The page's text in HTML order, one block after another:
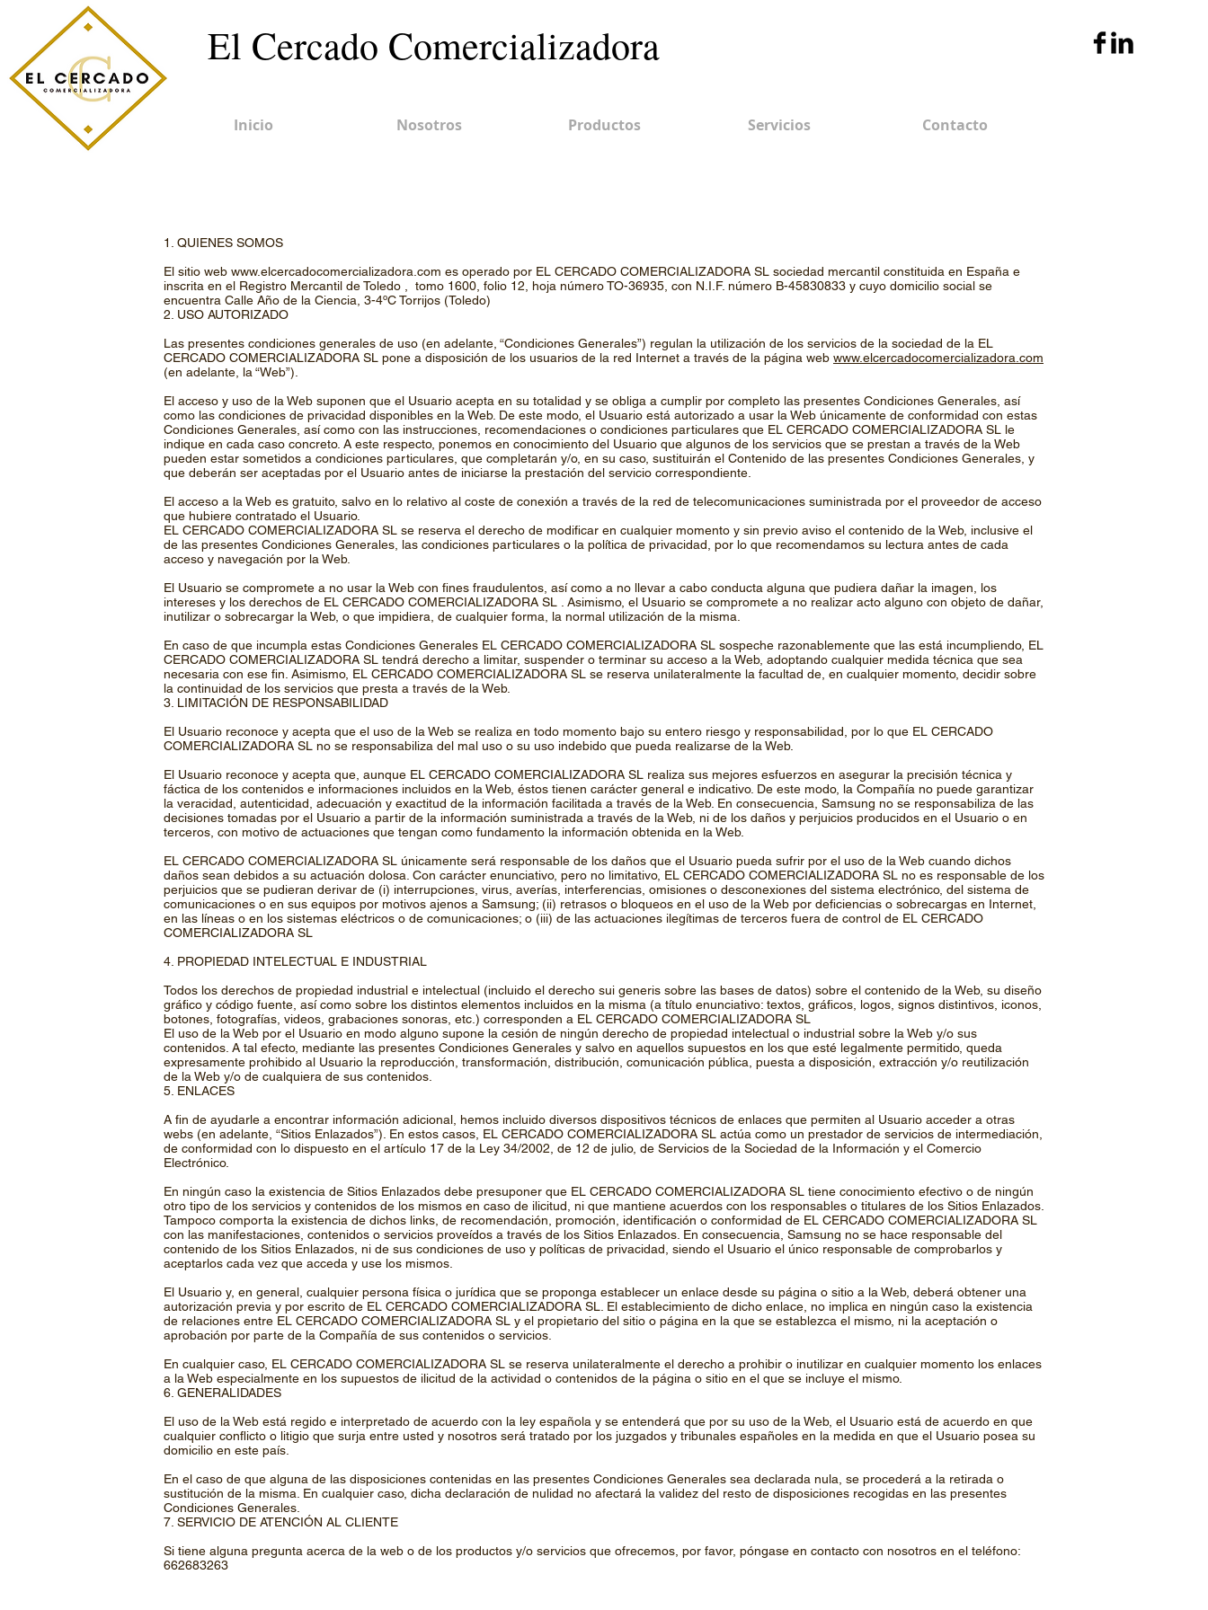
El Cercado Comercializadora
Inicio Nosotros Productos Servicios Contacto
1. QUIENES SOMOS
El sitio web www.elcercadocomercializadora.com es operado por EL CERCADO COMERCIALIZADORA SL sociedad mercantil constituida en España e
inscrita en el Registro Mercantil de Toledo , tomo 1600, folio 12, hoja número TO-36935, con N.I.F. número B-45830833 y cuyo domicilio social se
encuentra Calle Año de la Ciencia, 3-4ºC Torrijos (Toledo)
2. USO AUTORIZADO
Las presentes condiciones generales de uso (en adelante, “Condiciones Generales”) regulan la utilización de los servicios de la sociedad de la EL
CERCADO COMERCIALIZADORA SL pone a disposición de los usuarios de la red Internet a través de la página web www.elcercadocomercializadora.com
(en adelante, la “Web”).
El acceso y uso de la Web suponen que el Usuario acepta en su totalidad y se obliga a cumplir por completo las presentes Condiciones Generales, así
como las condiciones de privacidad disponibles en la Web. De este modo, el Usuario está autorizado a usar la Web únicamente de conformidad con estas
Condiciones Generales, así como con las instrucciones, recomendaciones o condiciones particulares que EL CERCADO COMERCIALIZADORA SL le
indique en cada caso concreto. A este respecto, ponemos en conocimiento del Usuario que algunos de los servicios que se prestan a través de la Web
pueden estar sometidos a condiciones particulares, que completarán y/o, en su caso, sustituirán el Contenido de las presentes Condiciones Generales, y
que deberán ser aceptadas por el Usuario antes de iniciarse la prestación del servicio correspondiente.
El acceso a la Web es gratuito, salvo en lo relativo al coste de conexión a través de la red de telecomunicaciones suministrada por el proveedor de acceso
que hubiere contratado el Usuario.
EL CERCADO COMERCIALIZADORA SL se reserva el derecho de modificar en cualquier momento y sin previo aviso el contenido de la Web, inclusive el
de las presentes Condiciones Generales, las condiciones particulares o la política de privacidad, por lo que recomendamos su lectura antes de cada
acceso y navegación por la Web.
El Usuario se compromete a no usar la Web con fines fraudulentos, así como a no llevar a cabo conducta alguna que pudiera dañar la imagen, los
intereses y los derechos de EL CERCADO COMERCIALIZADORA SL . Asimismo, el Usuario se compromete a no realizar acto alguno con objeto de dañar,
inutilizar o sobrecargar la Web, o que impidiera, de cualquier forma, la normal utilización de la misma.
En caso de que incumpla estas Condiciones Generales EL CERCADO COMERCIALIZADORA SL sospeche razonablemente que las está incumpliendo, EL
CERCADO COMERCIALIZADORA SL tendrá derecho a limitar, suspender o terminar su acceso a la Web, adoptando cualquier medida técnica que sea
necesaria con ese fin. Asimismo, EL CERCADO COMERCIALIZADORA SL se reserva unilateralmente la facultad de, en cualquier momento, decidir sobre
la continuidad de los servicios que presta a través de la Web.
3. LIMITACIÓN DE RESPONSABILIDAD
El Usuario reconoce y acepta que el uso de la Web se realiza en todo momento bajo su entero riesgo y responsabilidad, por lo que EL CERCADO
COMERCIALIZADORA SL no se responsabiliza del mal uso o su uso indebido que pueda realizarse de la Web.
El Usuario reconoce y acepta que, aunque EL CERCADO COMERCIALIZADORA SL realiza sus mejores esfuerzos en asegurar la precisión técnica y
fáctica de los contenidos e informaciones incluidos en la Web, éstos tienen carácter general e indicativo. De este modo, la Compañía no puede garantizar
la veracidad, autenticidad, adecuación y exactitud de la información facilitada a través de la Web. En consecuencia, Samsung no se responsabiliza de las
decisiones tomadas por el Usuario a partir de la información suministrada a través de la Web, ni de los daños y perjuicios producidos en el Usuario o en
terceros, con motivo de actuaciones que tengan como fundamento la información obtenida en la Web.
EL CERCADO COMERCIALIZADORA SL únicamente será responsable de los daños que el Usuario pueda sufrir por el uso de la Web cuando dichos
daños sean debidos a su actuación dolosa. Con carácter enunciativo, pero no limitativo, EL CERCADO COMERCIALIZADORA SL no es responsable de los
perjuicios que se pudieran derivar de (i) interrupciones, virus, averías, interferencias, omisiones o desconexiones del sistema electrónico, del sistema de
comunicaciones o en sus equipos por motivos ajenos a Samsung; (ii) retrasos o bloqueos en el uso de la Web por deficiencias o sobrecargas en Internet,
en las líneas o en los sistemas eléctricos o de comunicaciones; o (iii) de las actuaciones ilegítimas de terceros fuera de control de EL CERCADO
COMERCIALIZADORA SL
4. PROPIEDAD INTELECTUAL E INDUSTRIAL
Todos los derechos de propiedad industrial e intelectual (incluido el derecho sui generis sobre las bases de datos) sobre el contenido de la Web, su diseño
gráfico y código fuente, así como sobre los distintos elementos incluidos en la misma (a título enunciativo: textos, gráficos, logos, signos distintivos, iconos,
botones, fotografías, videos, grabaciones sonoras, etc.) corresponden a EL CERCADO COMERCIALIZADORA SL
El uso de la Web por el Usuario en modo alguno supone la cesión de ningún derecho de propiedad intelectual o industrial sobre la Web y/o sus
contenidos. A tal efecto, mediante las presentes Condiciones Generales y salvo en aquellos supuestos en los que esté legalmente permitido, queda
expresamente prohibido al Usuario la reproducción, transformación, distribución, comunicación pública, puesta a disposición, extracción y/o reutilización
de la Web y/o de cualquiera de sus contenidos.
5. ENLACES
A fin de ayudarle a encontrar información adicional, hemos incluido diversos dispositivos técnicos de enlaces que permiten al Usuario acceder a otras
webs (en adelante, “Sitios Enlazados”). En estos casos, EL CERCADO COMERCIALIZADORA SL actúa como un prestador de servicios de intermediación,
de conformidad con lo dispuesto en el artículo 17 de la Ley 34/2002, de 12 de julio, de Servicios de la Sociedad de la Información y el Comercio
Electrónico.
En ningún caso la existencia de Sitios Enlazados debe presuponer que EL CERCADO COMERCIALIZADORA SL tiene conocimiento efectivo o de ningún
otro tipo de los servicios y contenidos de los mismos en caso de ilicitud, ni que mantiene acuerdos con los responsables o titulares de los Sitios Enlazados.
Tampoco comporta la existencia de dichos links, de recomendación, promoción, identificación o conformidad de EL CERCADO COMERCIALIZADORA SL
con las manifestaciones, contenidos o servicios proveídos a través de los Sitios Enlazados. En consecuencia, Samsung no se hace responsable del
contenido de los Sitios Enlazados, ni de sus condiciones de uso y políticas de privacidad, siendo el Usuario el único responsable de comprobarlos y
aceptarlos cada vez que acceda y use los mismos.
El Usuario y, en general, cualquier persona física o jurídica que se proponga establecer un enlace desde su página o sitio a la Web, deberá obtener una
autorización previa y por escrito de EL CERCADO COMERCIALIZADORA SL. El establecimiento de dicho enlace, no implica en ningún caso la existencia
de relaciones entre EL CERCADO COMERCIALIZADORA SL y el propietario del sitio o página en la que se establezca el mismo, ni la aceptación o
aprobación por parte de la Compañía de sus contenidos o servicios.
En cualquier caso, EL CERCADO COMERCIALIZADORA SL se reserva unilateralmente el derecho a prohibir o inutilizar en cualquier momento los enlaces
a la Web especialmente en los supuestos de ilicitud de la actividad o contenidos de la página o sitio en el que se incluye el mismo.
6. GENERALIDADES
El uso de la Web está regido e interpretado de acuerdo con la ley española y se entenderá que por su uso de la Web, el Usuario está de acuerdo en que
cualquier conflicto o litigio que surja entre usted y nosotros será tratado por los juzgados y tribunales españoles en la medida en que el Usuario posea su
domicilio en este país.
En el caso de que alguna de las disposiciones contenidas en las presentes Condiciones Generales sea declarada nula, se procederá a la retirada o
sustitución de la misma. En cualquier caso, dicha declaración de nulidad no afectará la validez del resto de disposiciones recogidas en las presentes
Condiciones Generales.
7. SERVICIO DE ATENCIÓN AL CLIENTE
Si tiene alguna pregunta acerca de la web o de los productos y/o servicios que ofrecemos, por favor, póngase en contacto con nosotros en el teléfono:
662683263